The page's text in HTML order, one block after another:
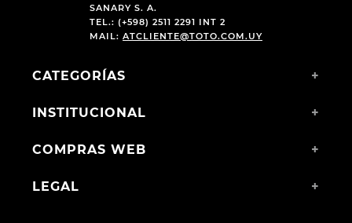
SANARY S. A.
TEL.: (+598) 2511 2291 INT 2
MAIL: ATCLIENTE@TOTO.COM.UY
CATEGORÍAS +
INSTITUCIONAL +
COMPRAS WEB +
LEGAL +